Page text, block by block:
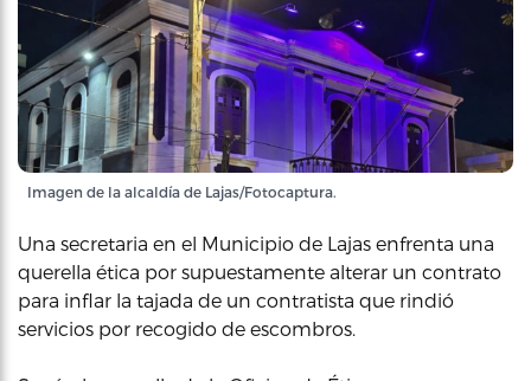
Imagen de la alcaldía de Lajas/Fotocaptura.
Una secretaria en el Municipio de Lajas enfrenta una
querella ética por supuestamente alterar un contrato
para inflar la tajada de un contratista que rindió
servicios por recogido de escombros.